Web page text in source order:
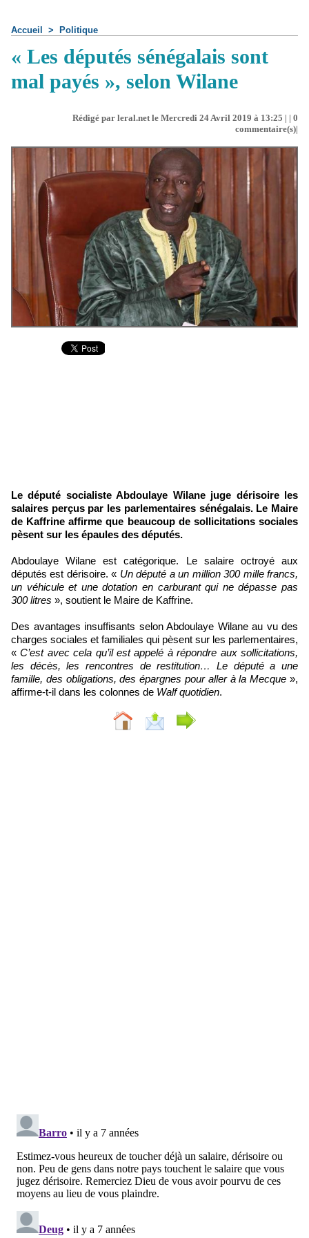
Accueil > Politique
​« Les députés sénégalais sont
mal payés », selon Wilane
Rédigé par leral.net le Mercredi 24 Avril 2019 à 13:25 | | 0
commentaire(s)|
Le député socialiste Abdoulaye Wilane juge dérisoire les
salaires perçus par les parlementaires sénégalais. Le Maire
de Kaffrine affirme que beaucoup de sollicitations sociales
pèsent sur les épaules des députés.
Abdoulaye Wilane est catégorique. Le salaire octroyé aux
députés est dérisoire. « Un député a un million 300 mille francs,
un véhicule et une dotation en carburant qui ne dépasse pas
300 litres », soutient le Maire de Kaffrine.
Des avantages insuffisants selon Abdoulaye Wilane au vu des
charges sociales et familiales qui pèsent sur les parlementaires,
«C’est avec cela qu’il est appelé à répondre aux sollicitations,
les décès, les rencontres de restitution… Le député a une
famille, des obligations, des épargnes pour aller à la Mecque »,
affirme-t-il dans les colonnes de Walf quotidien.